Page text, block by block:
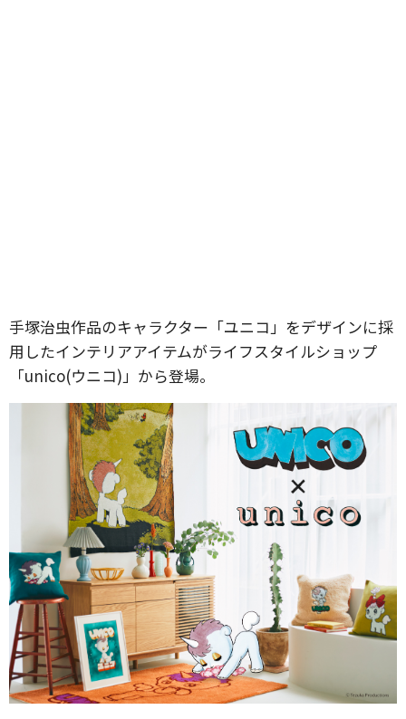
手塚治虫作品のキャラクター「ユニコ」をデザインに採
用したインテリアアイテムがライフスタイルショップ
「unico(ウニコ)」から登場。